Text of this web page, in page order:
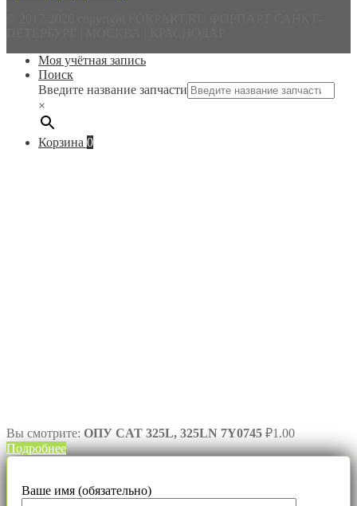
Моя учётная запись
Поиск
Введите название запчасти
×
Корзина 0
Вы смотрите: ОПУ CAT 325L, 325LN 7Y0745 ₽1.00
Подробнее
Ваше имя (обязательно)